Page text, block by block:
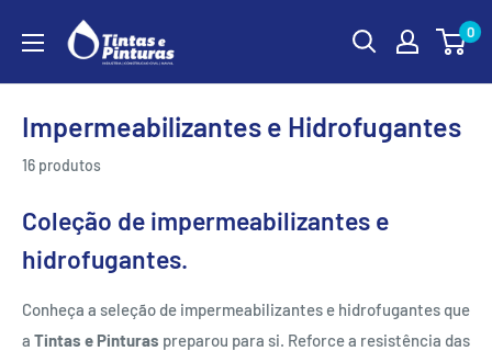
para
0
Impermeabilizantes e Hidrofugantes
16 produtos
Coleção de impermeabilizantes e
hidrofugantes.
Conheça a seleção de impermeabilizantes e hidrofugantes que
a Tintas e Pinturas preparou para si. Reforce a resistência das